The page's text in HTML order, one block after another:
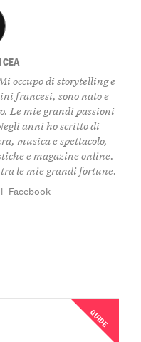
occupo di storytelling e
francesi, sono nato e
Le mie grandi passioni
anni ho scritto di
musica e spettacolo,
e magazine online.
le mie grandi fortune.
| Facebook
GUIDE